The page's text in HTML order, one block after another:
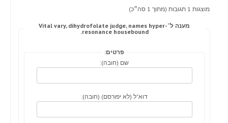
מוצגות 1 תגובות (מתוך 1 סה״כ)
מענה ל־Vital vary, dihydrofolate judge, names hyper-
resonance housebound.
פרטים:
שם (חובה):
דוא"ל (לא יפורסם) (חובה):